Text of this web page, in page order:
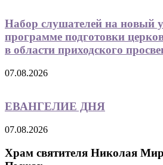
Набор слушателей на новый
программе подготовки
в области приходского
07.08.2026
ЕВАНГЕЛИЕ ДНЯ
07.08.2026
Храм святителя Николая